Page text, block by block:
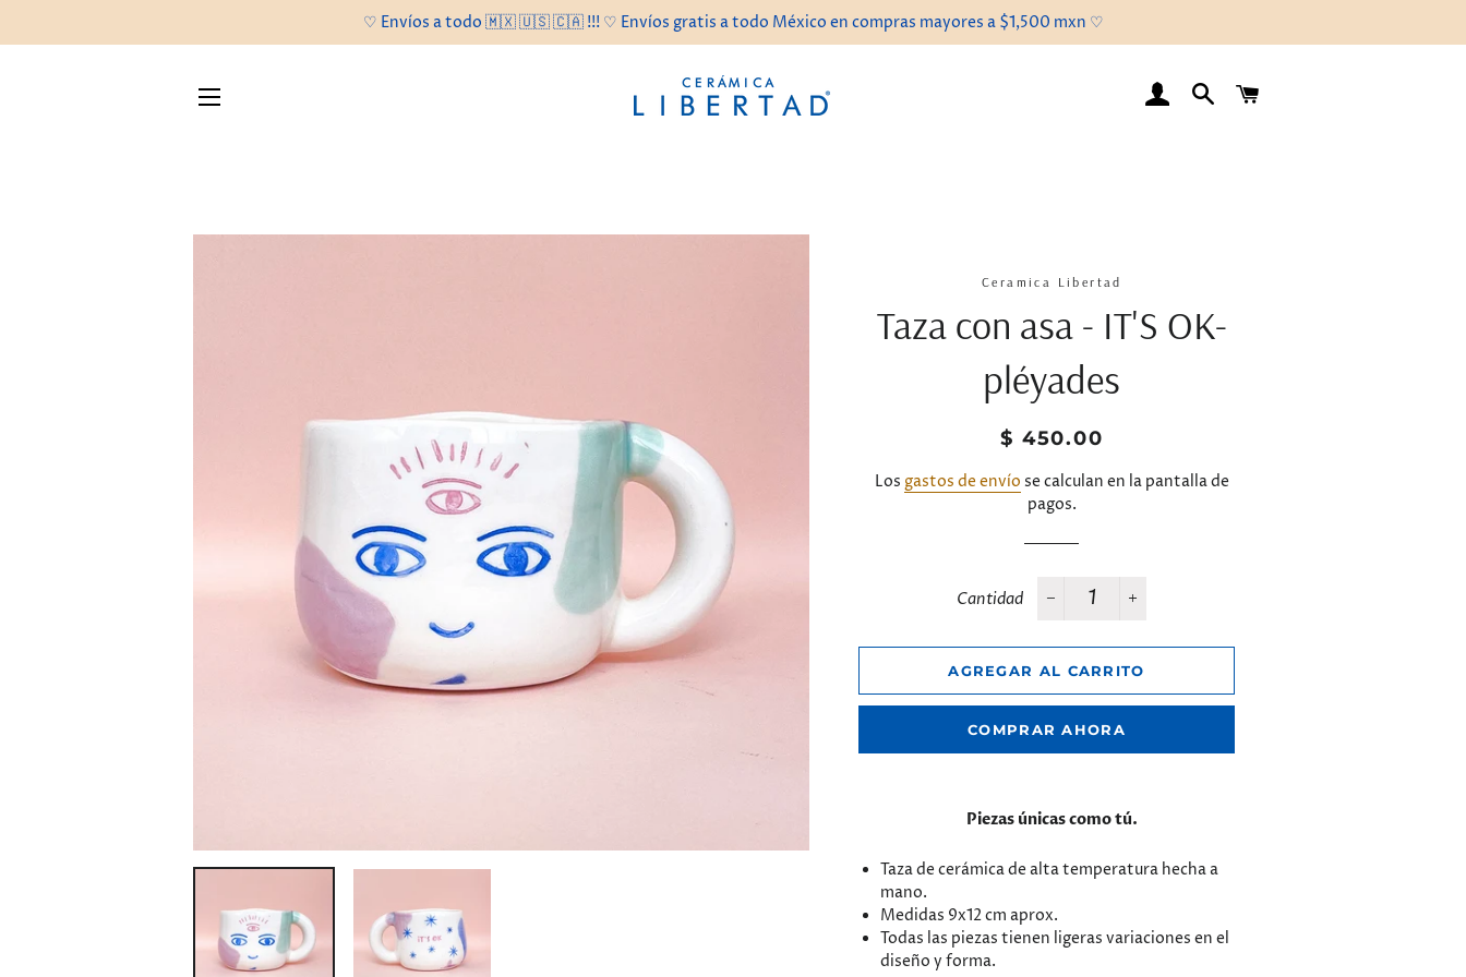
♡ Envíos a todo 🇲🇽 🇺🇸 🇨🇦 !!! ♡ Envíos gratis a todo México en compras mayores a $1,500 mxn ♡
INGRESAR
BUSCAR
Ceramica Libertad
Taza con asa - IT'S OK-
pléyades
Precio
Precio
venta
$ 450.00
Los gastos de envío se calculan en la pantalla de
pagos.
Cantidad
AGREGAR AL CARRITO
COMPRAR AHORA
Piezas únicas como tú.
Taza de cerámica de alta temperatura hecha a
mano.
Medidas 9x12 cm aprox.
Todas las piezas tienen ligeras variaciones en el
diseño y forma.